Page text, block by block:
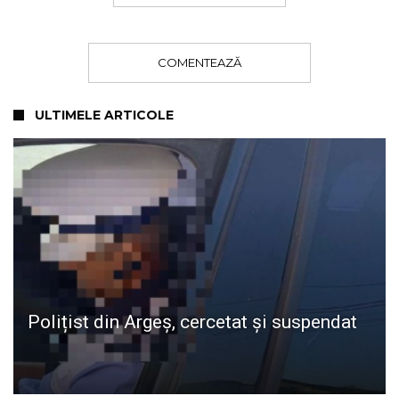
COMENTEAZĂ
ULTIMELE ARTICOLE
Polițist din Argeș, cercetat și suspendat